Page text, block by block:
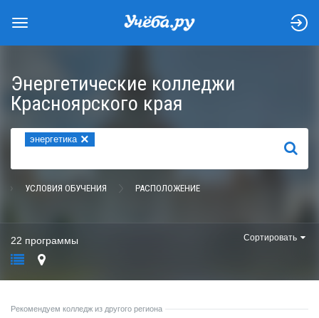
Энергетические колледжи
Красноярского края
энергетика ×
НАЙТИ
УСЛОВИЯ ОБУЧЕНИЯ РАСПОЛОЖЕНИЕ
22 программы Сортировать
Рекомендуем колледж из другого региона